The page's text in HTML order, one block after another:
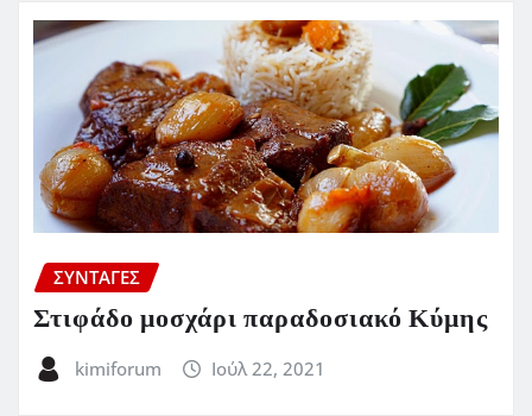
ΣΥΝΤΑΓΈΣ
Στιφάδο μοσχάρι παραδοσιακό Κύμης
kimiforum Ιούλ 22, 2021